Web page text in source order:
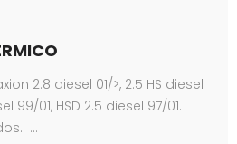
2.8 diesel 01/>, 2.5 HS diesel
99/01, HSD 2.5 diesel 97/01.
…